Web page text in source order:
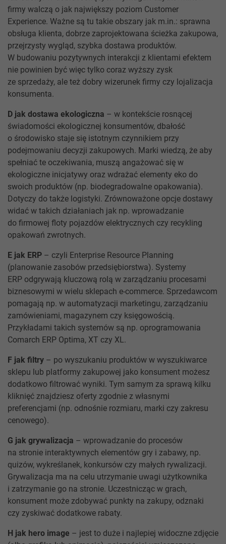
firmy walczą o jak największy poziom Customer
Experience. Ważne są tu takie obszary jak m.in.: sprawna
obsługa klienta, dobrze zaprojektowana ścieżka zakupowa,
przejrzysty wygląd, szybka dostawa produktów.
W budowaniu pozytywnych interakcji z klientami efektem
nie powinien być więc tylko coraz wyższy zysk
ze sprzedaży, ale też dobry wizerunek firmy czy lojalizacja
konsumenta.
D jak dostawa ekologiczna – w kontekście rosnącej
świadomości ekologicznej konsumentów, dbałość
o środowisko staje się istotnym czynnikiem przy
podejmowaniu decyzji zakupowych. Marki wiedzą, że aby
spełniać te oczekiwania, muszą angażować się w
ekologiczne inicjatywy oraz wdrażać elementy eko do
swoich produktów (np. biodegradowalne opakowania).
Dotyczy do także logistyki. Zrównoważone opcje dostawy
widać w takich działaniach jak np. wprowadzanie
do firmowej floty pojazdów elektrycznych czy recykling
opakowań zwrotnych.
E jak ERP – czyli Enterprise Resource Planning
(planowanie zasobów przedsiębiorstwa). Systemy
ERP odgrywają kluczową rolą w zarządzaniu procesami
biznesowymi w wielu sklepach e-commerce. Sprzedawcom
pomagają np. w automatyzacji marketingu, zarządzaniu
zamówieniami, magazynem czy księgowością.
Przykładami takich systemów są np. oprogramowania
Comarch ERP Optima, XT czy XL.
F jak filtry – po wyszukaniu produktów w wyszukiwarce
sklepu lub platformy zakupowej jako konsument możesz
dodatkowo filtrować wyniki. Tym samym za sprawą kilku
kliknięć znajdziesz oferty zgodnie z własnymi
preferencjami (np. odnośnie rozmiaru, marki czy zakresu
cenowego).
G jak grywalizacja – wprowadzanie do procesów
na stronie interaktywnych elementów gry i zabawy, np.
quizów, wykreślanek, konkursów czy małych rywalizacji.
Grywalizacja ma na celu utrzymanie uwagi użytkownika
i zatrzymanie go na stronie. Uczestnicząc w grach,
konsument może zdobywać punkty na zakupy, odznaki
czy zyskiwać dodatkowe rabaty.
H jak hero image – jest to duże i najlepiej widoczne zdjęcie